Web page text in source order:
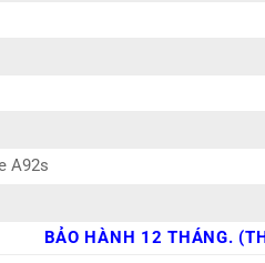
A92s
BẢO HÀNH 12 THÁNG.